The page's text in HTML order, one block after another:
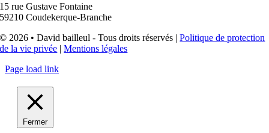
15 rue Gustave Fontaine
59210 Coudekerque-Branche
© 2026 • David bailleul - Tous droits réservés |Politique de protection
de la vie privée |Mentions légales
Page load link
Fermer